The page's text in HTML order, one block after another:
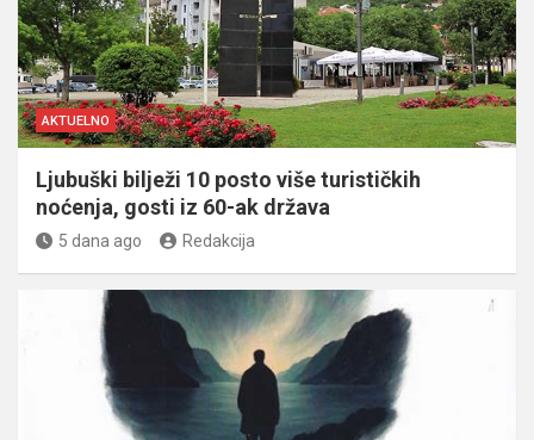
AKTUELNO
Ljubuški bilježi 10 posto više turističkih
noćenja, gosti iz 60-ak država
5 dana ago Redakcija